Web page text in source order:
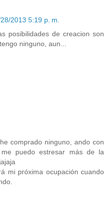
2013 5:19 p. m.
posibilidades de creacion son
ninguno, aun...
comprado ninguno, ando con
puedo estresar más de la
mi próxima ocupación cuando